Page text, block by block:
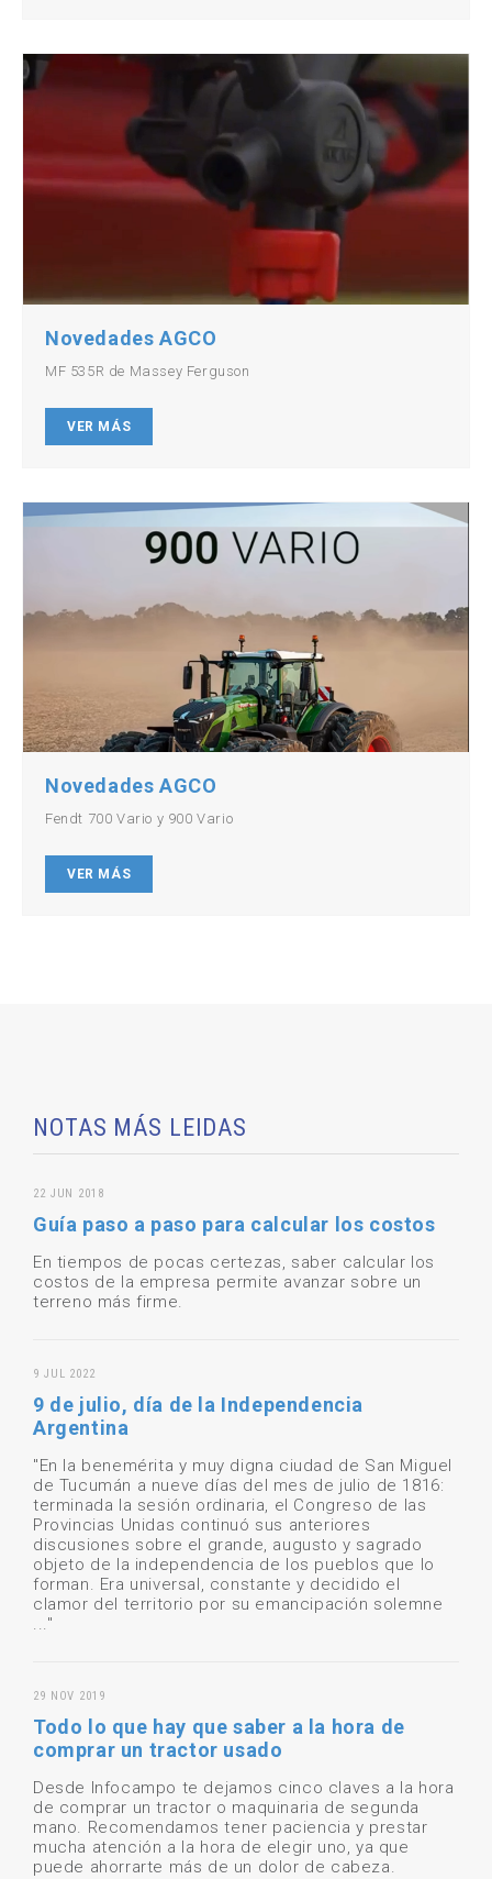
Novedades AGCO
MF 535R de Massey Ferguson
VER MÁS
Novedades AGCO
Fendt 700 Vario y 900 Vario
VER MÁS
NOTAS MÁS LEIDAS
22 JUN 2018
Guía paso a paso para calcular los costos
En tiempos de pocas certezas, saber calcular los
costos de la empresa permite avanzar sobre un
terreno más firme.
9 JUL 2022
9 de julio, día de la Independencia
Argentina
"En la benemérita y muy digna ciudad de San Miguel
de Tucumán a nueve días del mes de julio de 1816:
terminada la sesión ordinaria, el Congreso de las
Provincias Unidas continuó sus anteriores
discusiones sobre el grande, augusto y sagrado
objeto de la independencia de los pueblos que lo
forman. Era universal, constante y decidido el
clamor del territorio por su emancipación solemne
..."
29 NOV 2019
Todo lo que hay que saber a la hora de
comprar un tractor usado
Desde Infocampo te dejamos cinco claves a la hora
de comprar un tractor o maquinaria de segunda
mano. Recomendamos tener paciencia y prestar
mucha atención a la hora de elegir uno, ya que
puede ahorrarte más de un dolor de cabeza.